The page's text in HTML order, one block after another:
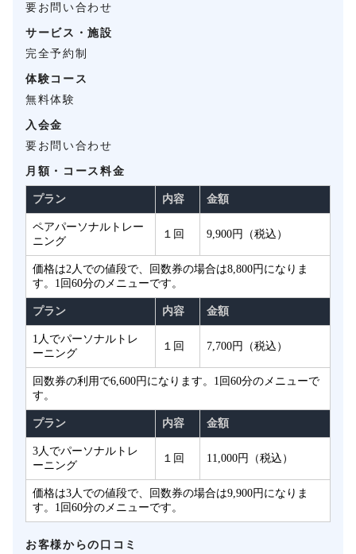
要お問い合わせ
サービス・施設
完全予約制
体験コース
無料体験
入会金
要お問い合わせ
月額・コース料金
プラン 内容 金額
ペアパーソナルトレー
ニング
１回 9,900円（税込）
価格は2人での値段で、回数券の場合は8,800円になりま
す。1回60分のメニューです。
プラン 内容 金額
1人でパーソナルトレ
ーニング
１回 7,700円（税込）
回数券の利用で6,600円になります。1回60分のメニューで
す。
プラン 内容 金額
3人でパーソナルトレ
ーニング
１回 11,000円（税込）
価格は3人での値段で、回数券の場合は9,900円になりま
す。1回60分のメニューです。
お客様からの口コミ